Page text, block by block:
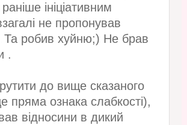
ініціативним
не пропонував
Та робив хуйню;) Не брав
.
до вище сказаного
пряма ознака слабкості),
відносини в дикий